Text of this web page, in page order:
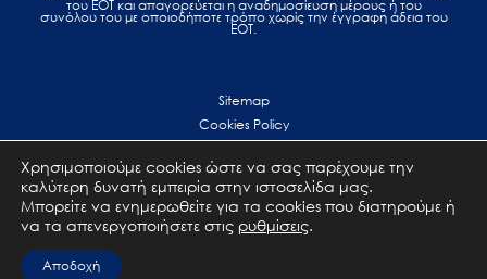
του ΕΟΤ και απαγορεύεται η αναδημοσίευση μέρους ή του
συνόλου του με οποιοδήποτε τρόπο χωρίς την έγγραφη άδεια του
ΕΟΤ.
Sitemap
Cookies Policy
Terms of use
Επικοινωνία
Χρησιμοποιούμε cookies ώστε να σας παρέχουμε την
καλύτερη δυνατή εμπειρία στην ιστοσελίδα μας.
Μπορείτε να ενημερωθείτε για τα cookies που διατηρούμε ή
να τα απενεργοποιήσετε στις ρυθμίσεις.
Αποδοχή